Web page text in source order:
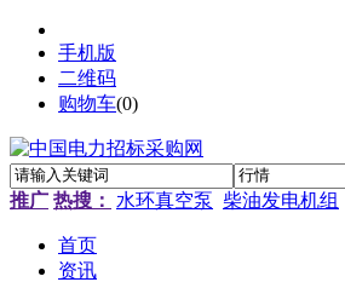
手机版
二维码
购物车(0)
推广 热搜： 水环真空泵 柴油发电机组
首页
资讯